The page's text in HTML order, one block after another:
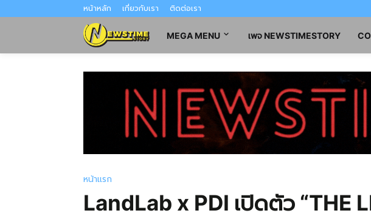
หน้าหลัก เกี่ยวกับเรา ติดต่อเรา
MEGA MENU เพจ NEWSTIMESTORY
หน้าแรก
LandLab x PDI เปิดตัว “THE